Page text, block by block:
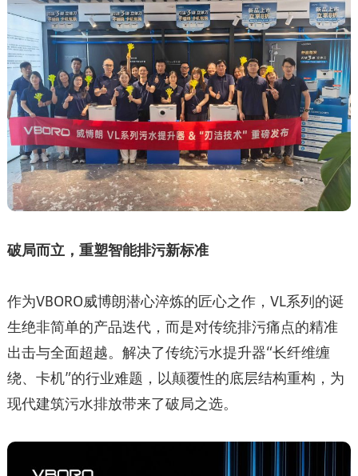
破局而立，重塑智能排污新标准
作为VBORO威博朗潜心淬炼的匠心之作，VL系列的诞
生绝非简单的产品迭代，而是对传统排污痛点的精准
出击与全面超越。解决了传统污水提升器“长纤维缠
绕、卡机”的行业难题，以颠覆性的底层结构重构，为
现代建筑污水排放带来了破局之选。